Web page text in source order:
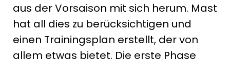
aus der Vorsaison mit sich herum. Mast
hat all dies zu berücksichtigen und
einen Trainingsplan erstellt, der von
allem etwas bietet. Die erste Phase